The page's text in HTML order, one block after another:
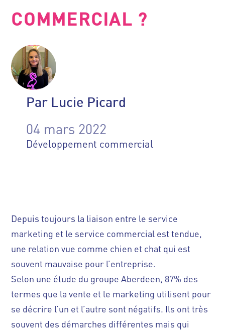
COMMERCIAL ?
Par Lucie Picard
04 mars 2022
Développement commercial
Depuis toujours la liaison entre le service
marketing et le service commercial est tendue,
une relation vue comme chien et chat qui est
souvent mauvaise pour l’entreprise.
Selon une étude du groupe Aberdeen, 87% des
termes que la vente et le marketing utilisent pour
se décrire l’un et l’autre sont négatifs. Ils ont très
souvent des démarches différentes mais qui